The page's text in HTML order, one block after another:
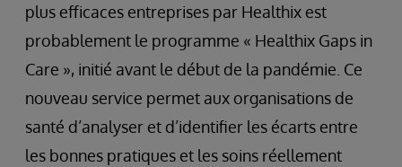
plus efficaces entreprises par Healthix est
probablement le programme « Healthix Gaps in
Care », initié avant le début de la pandémie. Ce
nouveau service permet aux organisations de
santé d’analyser et d’identifier les écarts entre
les bonnes pratiques et les soins réellement